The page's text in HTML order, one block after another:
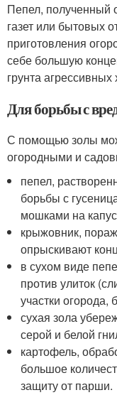
Пепел, полученный
газет или бытовых
приготовления
себе большую
грунта
Для борьбы с
С помощью золы
огородными и
пепел,
борьбы с
мошками на
крыжовник,
опрыскивают
в сухом виде
против улиток
участки
сухая зола
серой и белой
картофель,
большое
защиту от парши.